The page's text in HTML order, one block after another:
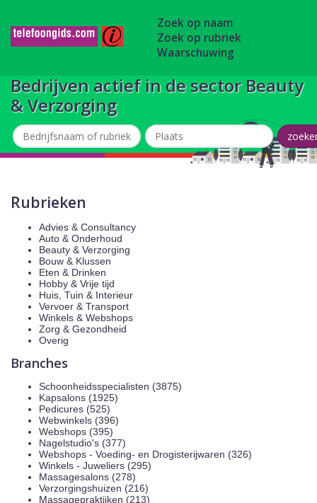
Zoek op naam
Zoek op rubriek
Waarschuwing
Bedrijven actief in de sector Beauty
& Verzorging
Rubrieken
Advies & Consultancy
Auto & Onderhoud
Beauty & Verzorging
Bouw & Klussen
Eten & Drinken
Hobby & Vrije tijd
Huis, Tuin & Interieur
Vervoer & Transport
Winkels & Webshops
Zorg & Gezondheid
Overig
Branches
Schoonheidsspecialisten (3875)
Kapsalons (1925)
Pedicures (525)
Webwinkels (396)
Webshops (395)
Nagelstudio's (377)
Webshops - Voeding- en Drogisterijwaren (326)
Winkels - Juweliers (295)
Massagesalons (278)
Verzorgingshuizen (216)
Massagepraktijken (213)